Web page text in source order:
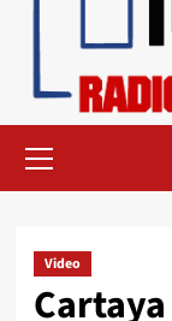
Video